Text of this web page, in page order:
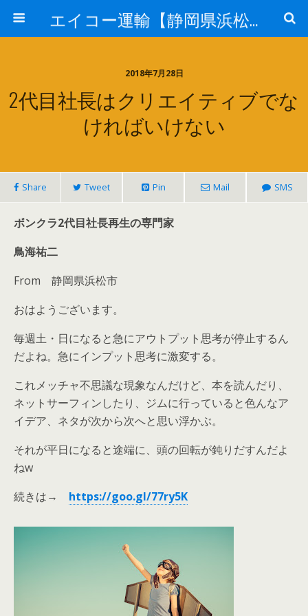
エイコー運輸【静岡県浜松市】
2018年7月28日
2代目社長はクリエイティブでな
ければいけない
Share Tweet Pin Mail SMS
ボンクラ2代目社長再生の専門家
鳥海祐二
From 静岡県浜松市
おはようございます。
毎週土・日になると急にアウトプット思考が停止するん
だよね。急にインプット思考に激変する。
これメッチャ不思議な現象なんだけど、本を読んだり、
ネットサーフィンしたり、ジムに行っていると色んなア
イデア、ネタが次から次へと思い浮かぶ。
それが平日になると途端に、頭の回転が鈍りだすんだよ
ねw
続きは→ https://goo.gl/77ry5K